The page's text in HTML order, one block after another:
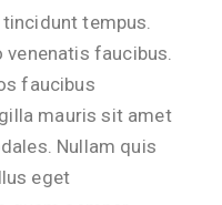
tempus.
venenatis faucibus.
faucibus
mauris sit amet
Nullam quis
eget